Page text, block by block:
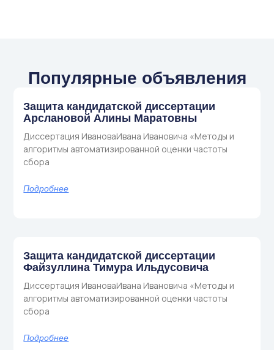
Популярные объявления
Защита кандидатской диссертации
Арслановой Алины Маратовны
Диссертация ИвановаИвана Ивановича «Методы и
алгоритмы автоматизированной оценки частоты
сбора
Подробнее
Защита кандидатской диссертации
Файзуллина Тимура Ильдусовича
Диссертация ИвановаИвана Ивановича «Методы и
алгоритмы автоматизированной оценки частоты
сбора
Подробнее